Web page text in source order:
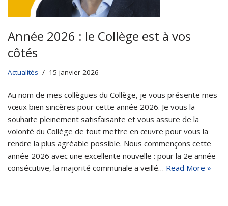
Année 2026 : le Collège est à vos
côtés
Actualités 15 janvier 2026
Au nom de mes collègues du Collège, je vous présente mes
vœux bien sincères pour cette année 2026. Je vous la
souhaite pleinement satisfaisante et vous assure de la
volonté du Collège de tout mettre en œuvre pour vous la
rendre la plus agréable possible. Nous commençons cette
année 2026 avec une excellente nouvelle : pour la 2e année
consécutive, la majorité communale a veillé… Read More »